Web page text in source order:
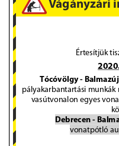
KAPCSOLAT
ÖNKORMÁNYZAT
KÉPVISELŐ-TESTÜLET
VÁLASZTÁSI
NEMZETISÉGI